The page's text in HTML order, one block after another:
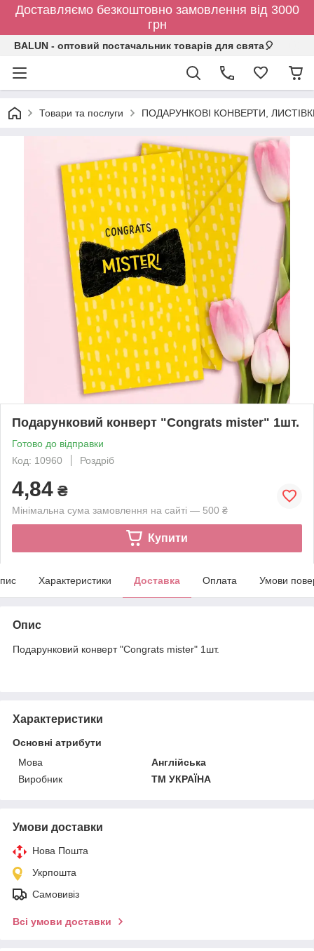
Доставляємо безкоштовно замовлення від 3000
грн
BALUN - оптовий постачальник товарів для свята🎈
Товари та послуги ПОДАРУНКОВІ КОНВЕРТИ,
Подарунковий конверт "Congrats mister" 1шт.
Готово до відправки
Код: 10960
Роздріб
4,84 ₴
Мінімальна сума замовлення на сайті — 500 ₴
Купити
Характеристики Доставка Оплата Умови
Опис
Подарунковий конверт "Congrats mister" 1шт.
Характеристики
Основні атрибути
Мова
Англійська
Виробник
ТМ УКРАЇНА
Умови доставки
Нова Пошта
Укрпошта
Самовивіз
Всі умови доставки